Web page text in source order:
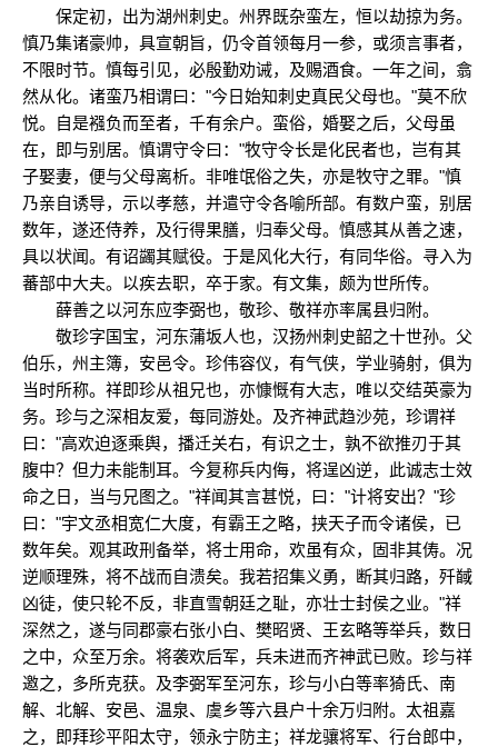
保定初，出为湖州刺史。州界既杂蛮左，恒以劫掠为务。
慎乃集诸豪帅，具宣朝旨，仍令首领每月一参，或须言事者，
不限时节。慎每引见，必殷勤劝诫，及赐酒食。一年之间，翕
然从化。诸蛮乃相谓曰："今日始知刺史真民父母也。"莫不欣
悦。自是襁负而至者，千有余户。蛮俗，婚娶之后，父母虽
在，即与别居。慎谓守令曰："牧守令长是化民者也，岂有其
子娶妻，便与父母离析。非唯氓俗之失，亦是牧守之罪。"慎
乃亲自诱导，示以孝慈，并遣守令各喻所部。有数户蛮，别居
数年，遂还侍养，及行得果膳，归奉父母。慎感其从善之速，
具以状闻。有诏蠲其赋役。于是风化大行，有同华俗。寻入为
蕃部中大夫。以疾去职，卒于家。有文集，颇为世所传。
薛善之以河东应李弼也，敬珍、敬祥亦率属县归附。
敬珍字国宝，河东蒲坂人也，汉扬州刺史韶之十世孙。父
伯乐，州主簿，安邑令。珍伟容仪，有气侠，学业骑射，俱为
当时所称。祥即珍从祖兄也，亦慷慨有大志，唯以交结英豪为
务。珍与之深相友爱，每同游处。及齐神武趋沙苑，珍谓祥
曰："高欢迫逐乘舆，播迁关右，有识之士，孰不欲推刃于其
腹中？但力未能制耳。今复称兵内侮，将逞凶逆，此诚志士效
命之日，当与兄图之。"祥闻其言甚悦，曰："计将安出？"珍
曰："宇文丞相宽仁大度，有霸王之略，挟天子而令诸侯，已
数年矣。观其政刑备举，将士用命，欢虽有众，固非其俦。况
逆顺理殊，将不战而自溃矣。我若招集义勇，断其归路，歼馘
凶徒，使只轮不反，非直雪朝廷之耻，亦壮士封侯之业。"祥
深然之，遂与同郡豪右张小白、樊昭贤、王玄略等举兵，数日
之中，众至万余。将袭欢后军，兵未进而齐神武已败。珍与祥
邀之，多所克获。及李弼军至河东，珍与小白等率猗氏、南
解、北解、安邑、温泉、虞乡等六县户十余万归附。太祖嘉
之，即拜珍平阳太守，领永宁防主；祥龙骧将军、行台郎中，